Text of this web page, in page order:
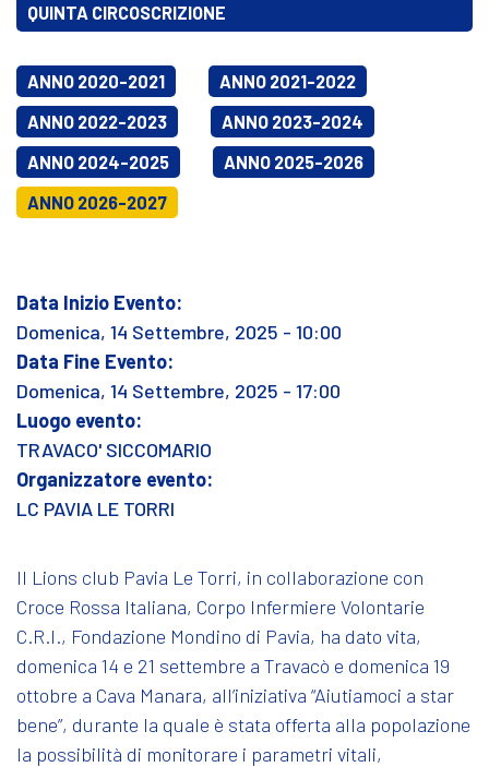
QUINTA CIRCOSCRIZIONE
ANNO 2020-2021
ANNO 2021-2022
ANNO 2022-2023
ANNO 2023-2024
ANNO 2024-2025
ANNO 2025-2026
ANNO 2026-2027
Data Inizio Evento:
Domenica, 14 Settembre, 2025 - 10:00
Data Fine Evento:
Domenica, 14 Settembre, 2025 - 17:00
Luogo evento:
TRAVACO' SICCOMARIO
Organizzatore evento:
LC PAVIA LE TORRI
Il Lions club Pavia Le Torri, in collaborazione con
Croce Rossa Italiana, Corpo Infermiere Volontarie
C.R.I., Fondazione Mondino di Pavia, ha dato vita,
domenica 14 e 21 settembre a Travacò e domenica 19
ottobre a Cava Manara, all’iniziativa “Aiutiamoci a star
bene”, durante la quale è stata offerta alla popolazione
la possibilità di monitorare i parametri vitali,